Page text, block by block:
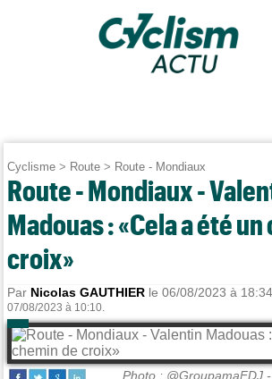
Cyclisme > Route > Route - Mondiaux
Route - Mondiaux -
Madouas : «Cela a été
croix»
Par Nicolas GAUTHIER le 06/08/2023 à
07/08/2023 à 10:10.
Photo : @GroupamaFDJ